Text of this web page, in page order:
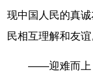
现中国人民的真
民相互理解和友谊
——迎难而上，